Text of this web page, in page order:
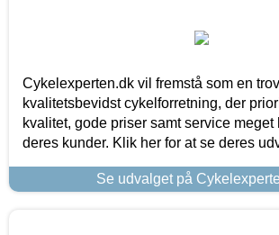
Cykelexperten.dk vil fremstå som en
kvalitetsbevidst cykelforretning, der
kvalitet, gode priser samt service
deres kunder. Klik her for at se deres
Se udvalget på